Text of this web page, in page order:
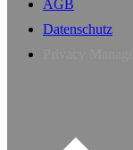
AGB
Datenschutz